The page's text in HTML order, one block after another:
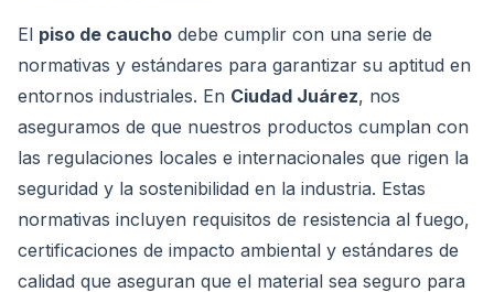
El piso de caucho debe cumplir con una serie de
normativas y estándares para garantizar su aptitud en
entornos industriales. En Ciudad Juárez, nos
aseguramos de que nuestros productos cumplan con
las regulaciones locales e internacionales que rigen la
seguridad y la sostenibilidad en la industria. Estas
normativas incluyen requisitos de resistencia al fuego,
certificaciones de impacto ambiental y estándares de
calidad que aseguran que el material sea seguro para